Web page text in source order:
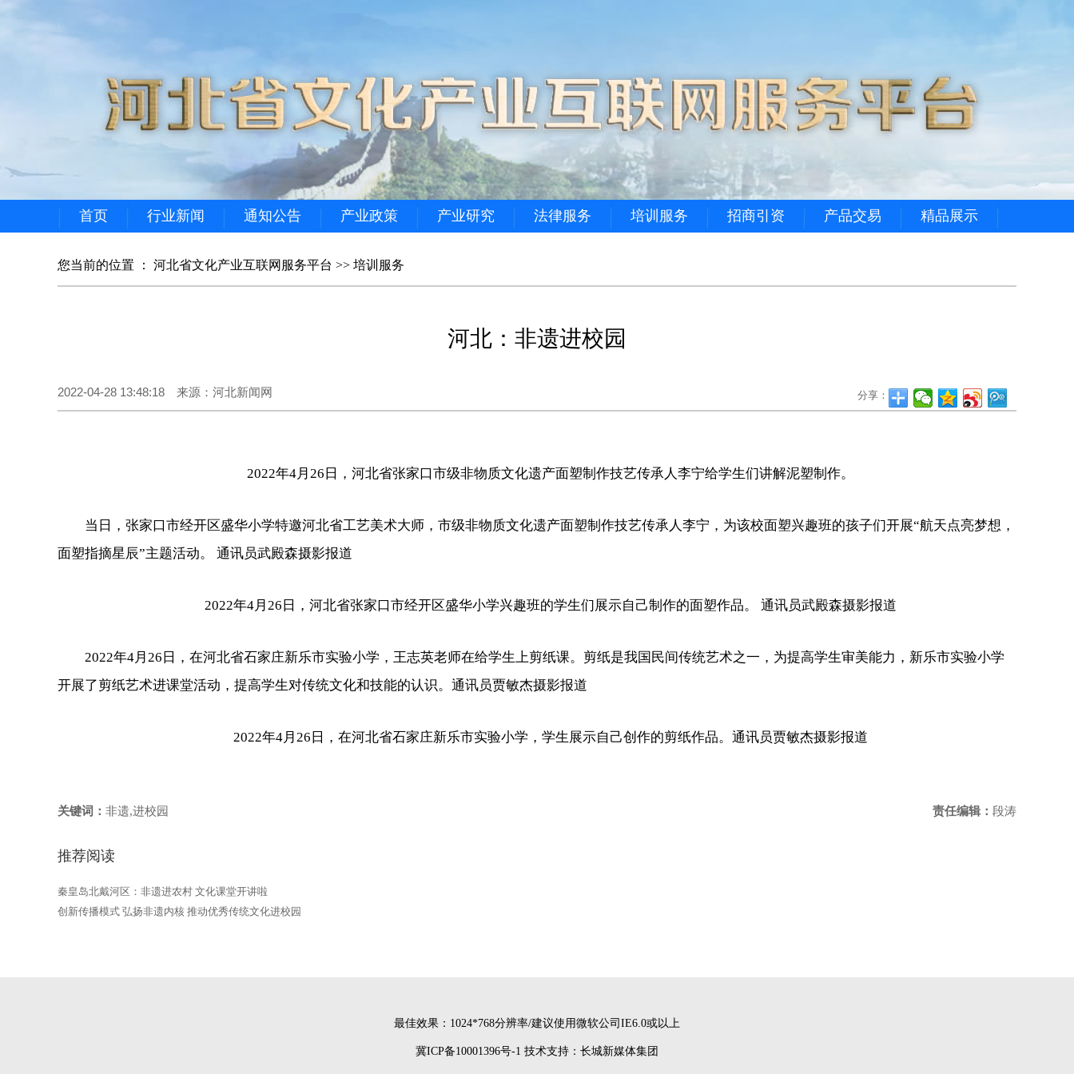
首页 行业新闻 通知公告 产业政策 产业研究 法律服务 培训服务 招商引资 产品交易 精品展示
您当前的位置 ： 河北省文化产业互联网服务平台 >> 培训服务
河北：非遗进校园
2022-04-28 13:48:18 来源：河北新闻网 分享：
2022年4月26日，河北省张家口市级非物质文化遗产面塑制作技艺传承人李宁给学生们讲解泥塑制作。
当日，张家口市经开区盛华小学特邀河北省工艺美术大师，市级非物质文化遗产面塑制作技艺传承人李宁，为该校面塑兴趣班的孩子们开展“航天点亮梦想，
面塑指摘星辰”主题活动。 通讯员武殿森摄影报道
2022年4月26日，河北省张家口市经开区盛华小学兴趣班的学生们展示自己制作的面塑作品。 通讯员武殿森摄影报道
2022年4月26日，在河北省石家庄新乐市实验小学，王志英老师在给学生上剪纸课。剪纸是我国民间传统艺术之一，为提高学生审美能力，新乐市实验小学
开展了剪纸艺术进课堂活动，提高学生对传统文化和技能的认识。通讯员贾敏杰摄影报道
2022年4月26日，在河北省石家庄新乐市实验小学，学生展示自己创作的剪纸作品。通讯员贾敏杰摄影报道
关键词： 非遗,进校园 责任编辑： 段涛
推荐阅读
秦皇岛北戴河区：非遗进农村 文化课堂开讲啦
创新传播模式 弘扬非遗内核 推动优秀传统文化进校园
最佳效果：1024*768分辨率/建议使用微软公司IE6.0或以上
冀ICP备10001396号-1 技术支持：长城新媒体集团